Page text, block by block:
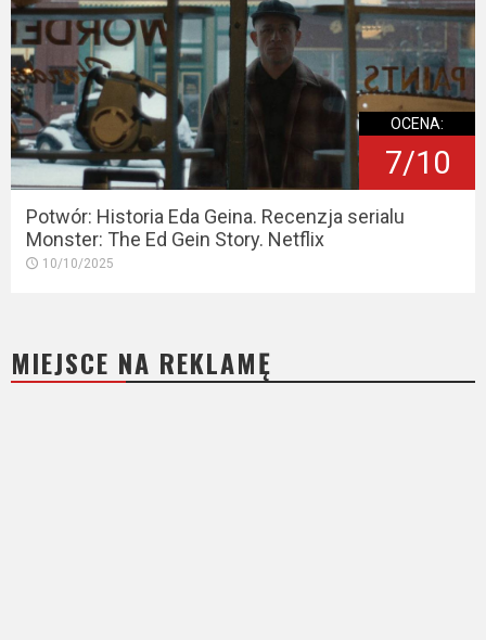
OCENA:
7/10
Potwór: Historia Eda Geina. Recenzja serialu
Monster: The Ed Gein Story. Netflix
10/10/2025
MIEJSCE NA REKLAMĘ